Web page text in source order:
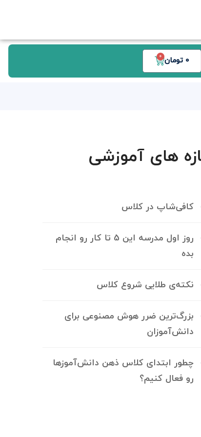
0 تومان 0
های آموزشی
کافی‌شاپ در کلاس
روز اول مدرسه این 5 تا کار رو انجام
بده
نکته‌ی طلایی شروع کلاس
بزرگ‌ترین ضرر هوش مصنوعی برای
دانش‌آموزان
چطور ابتدای کلاس ذهن دانش‌آموزها
رو فعال کنیم؟